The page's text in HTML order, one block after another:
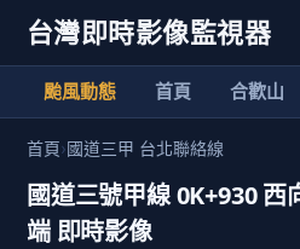
台灣即時影像監視器
颱風動態 首頁 合歡山
首頁›國道三甲 台北聯絡線
國道三號甲線 0K+930
端 即時影像